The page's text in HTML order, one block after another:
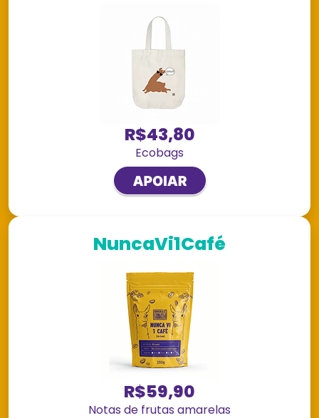
R$43,80
Ecobags
NuncaVi1Café
R$59,90
Notas de frutas amarelas